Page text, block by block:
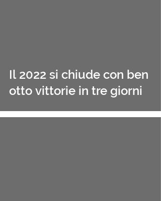
Il 2022 si chiude con ben
otto vittorie in tre giorni